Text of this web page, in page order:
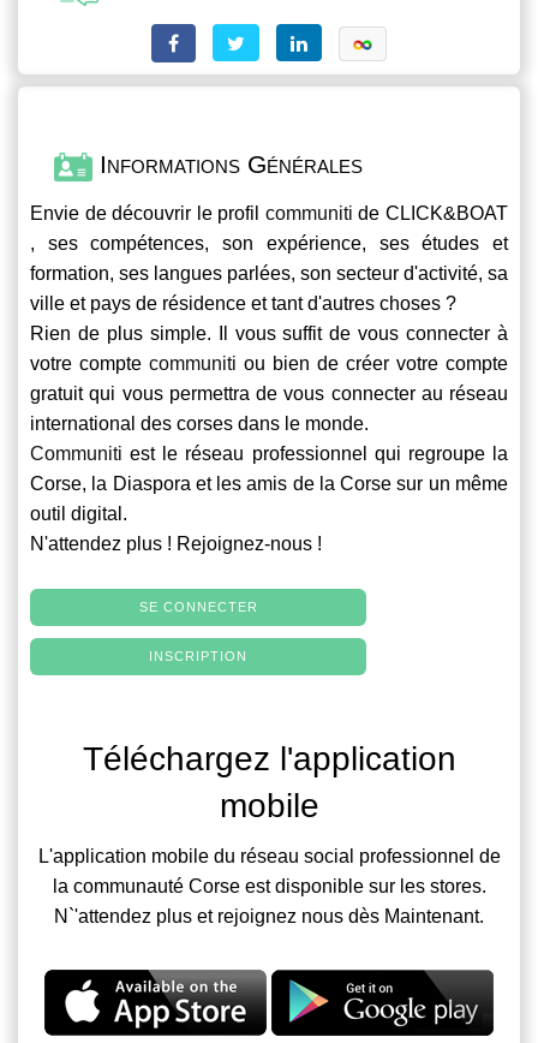
Informations Générales
Envie de découvrir le profil communiti de CLICK&BOAT
, ses compétences, son expérience, ses études et
formation, ses langues parlées, son secteur d'activité, sa
ville et pays de résidence et tant d'autres choses ?
Rien de plus simple. Il vous suffit de vous connecter à
votre compte communiti ou bien de créer votre compte
gratuit qui vous permettra de vous connecter au réseau
international des corses dans le monde.
Communiti est le réseau professionnel qui regroupe la
Corse, la Diaspora et les amis de la Corse sur un même
outil digital.
N'attendez plus ! Rejoignez-nous !
SE CONNECTER
INSCRIPTION
Téléchargez l'application
mobile
L'application mobile du réseau social professionnel de
la communauté Corse est disponible sur les stores.
N`'attendez plus et rejoignez nous dès Maintenant.